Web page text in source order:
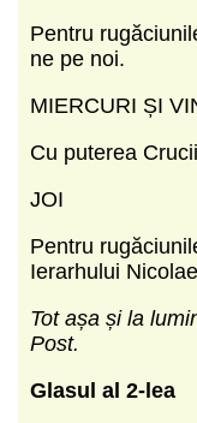
Pentru
ne pe noi.
MIERCURI ȘI
Cu puterea
JOI
Pentru
Ierarhului
Tot așa și la
Post.
Glasul al 2-lea